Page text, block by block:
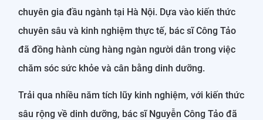
chuyên gia đầu ngành tại Hà Nội. Dựa vào kiến thức
chuyên sâu và kinh nghiệm thực tế, bác sĩ Công Tảo
đã đồng hành cùng hàng ngàn người dân trong việc
chăm sóc sức khỏe và cân bằng dinh dưỡng.
Trải qua nhiều năm tích lũy kinh nghiệm, với kiến thức
sâu rộng về dinh dưỡng, bác sĩ Nguyễn Công Tảo đã